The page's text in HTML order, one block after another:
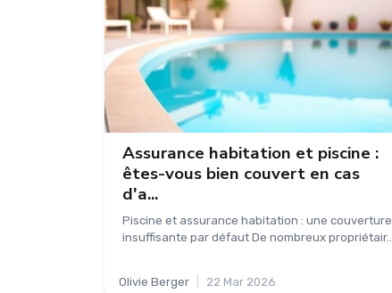
Assurance habitation et piscine :
êtes-vous bien couvert en cas
d'a...
Piscine et assurance habitation : une couverture
insuffisante par défaut De nombreux propriétair...
Olivie Berger 22 Mar 2026